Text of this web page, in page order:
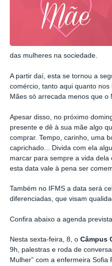
das mulheres na sociedade.
A partir daí, esta se tornou a
comércio, tanto aqui quanto
Mães só arrecada menos que o
Apesar disso, no próximo
presente e dê à sua mãe algo
comprar. Tempo, carinho, uma
caprichado... Divida com ela
marcar para sempre a vida
esta data vale à pena ser
Também no IFMS a data será
diferenciadas, que visam
Confira abaixo a agenda
Nesta sexta-feira, 8, o Câmpus
9h, palestras e roda de
Mulher” com a enfermeira Sofia